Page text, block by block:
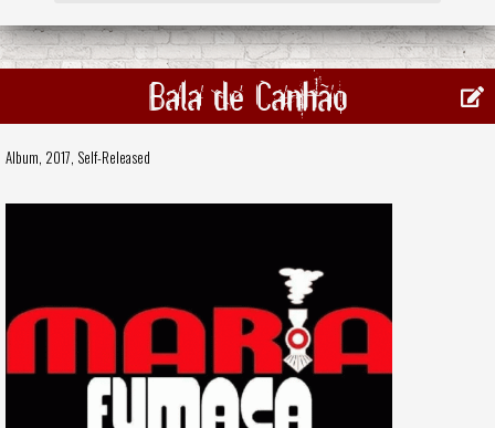
Bala de Canhão
Album, 2017, Self-Released